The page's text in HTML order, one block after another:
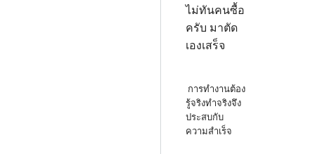
ไม่ทันคนซื้อ
ครับ มาตัด
เองเสร็จ
การทำงานต้อง
รู้จริงทำจริงจึง
ประสบกับ
ความสำเร็จ